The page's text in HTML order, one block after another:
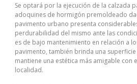
Se optará por la ejecución de la calzada
adoquines de hormigón premoldeado
pavimento urbano presenta
perdurabilidad del mismo ante las
es de bajo mantenimiento en relación a
pavimento, también brinda una
mantiene una estética más amigable con
localidad.